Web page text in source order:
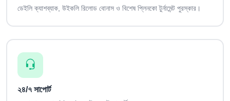
ডেইলি ক্যাশব্যাক, উইকলি রিলোড বোনাস ও বিশেষ প্লিনকো টুর্নামেন্ট পুরস্কার।
২৪/৭ সাপোর্ট